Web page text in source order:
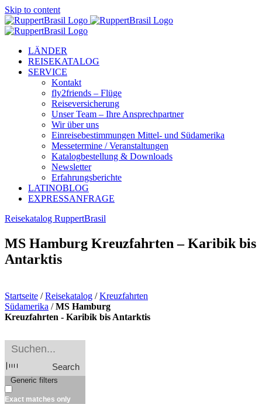
Skip to content
LÄNDER
REISEKATALOG
SERVICE
Kontakt
fly2friends – Flüge
Reiseversicherung
Unser Team – Ihre Ansprechpartner
Wir über uns
Einreisebestimmungen Mittel- und Südamerika
Messetermine / Veranstaltungen
Katalogbestellung & Downloads
Newsletter
Erfahrungsberichte
LATINOBLOG
EXPRESSANFRAGE
Reisekatalog RuppertBrasil
MS Hamburg Kreuzfahrten – Karibik bis
Antarktis
Startseite /Reisekatalog /Kreuzfahrten
Südamerika /MS Hamburg
Kreuzfahrten - Karibik bis Antarktis
Search
Generic filters
Exact matches only